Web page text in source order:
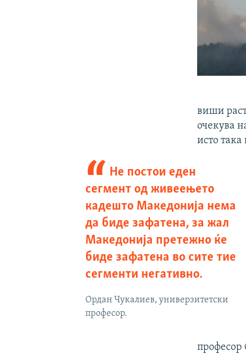
виши
очекува
исто
Не постои еден
сегмент од живеењето
кадешто Македонија нема
да биде зафатена, за жал
Македонија претежно ќе
биде зафатена во сите тие
сегменти негативно.
Ордан Чукалиев, универзитетски
професор.
професор